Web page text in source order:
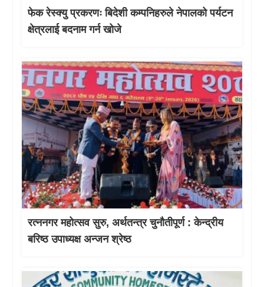
फेक रेस्क्यु प्रकरणः बिदेशी कम्पनिहरुले नेपालको पर्यटन
क्षेत्रलाई बदनाम गर्न खोजे
रत्ननगर महोत्सव सुरु, अर्थतन्त्र चुनौतीपूर्ण : केन्द्रीय
बरिष्ठ उपाध्यक्ष अन्जन श्रेष्ठ